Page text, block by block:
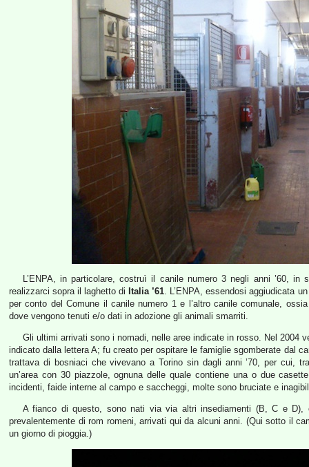
L’ENPA, in particolare, costruì il canile numero 3 negli anni ’60,
realizzarci sopra il laghetto di Italia ’61. L’ENPA, essendosi aggiudicata
per conto del Comune il canile numero 1 e l’altro canile comunale,
dove vengono tenuti e/o dati in adozione gli animali smarriti.
Gli ultimi arrivati sono i nomadi, nelle aree indicate in rosso. Nel 2004
indicato dalla lettera A; fu creato per ospitare le famiglie sgomberate dal
trattava di bosniaci che vivevano a Torino sin dagli anni ’70, per cui,
un’area con 30 piazzole, ognuna delle quale contiene una o due
incidenti, faide interne al campo e saccheggi, molte sono bruciate e
A fianco di questo, sono nati via via altri insediamenti (B, C e
prevalentemente di rom romeni, arrivati qui da alcuni anni. (Qui sotto il
un giorno di pioggia.)